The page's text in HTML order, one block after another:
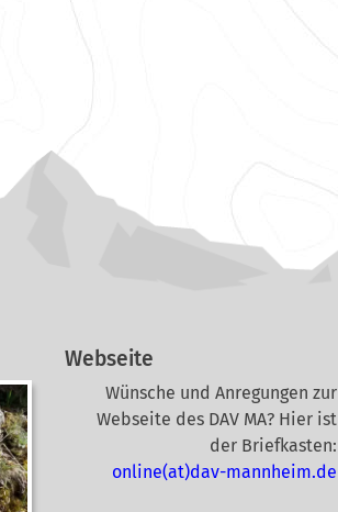
Webseite
Wünsche und Anregungen zur
Webseite des DAV MA? Hier ist
der Briefkasten:
online(at)dav-mannheim.de